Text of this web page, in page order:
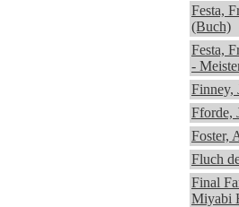
Festa,
(Buch)
Festa,
-
Finney,
Fforde,
Foster,
Fluch
Final
Miyabi